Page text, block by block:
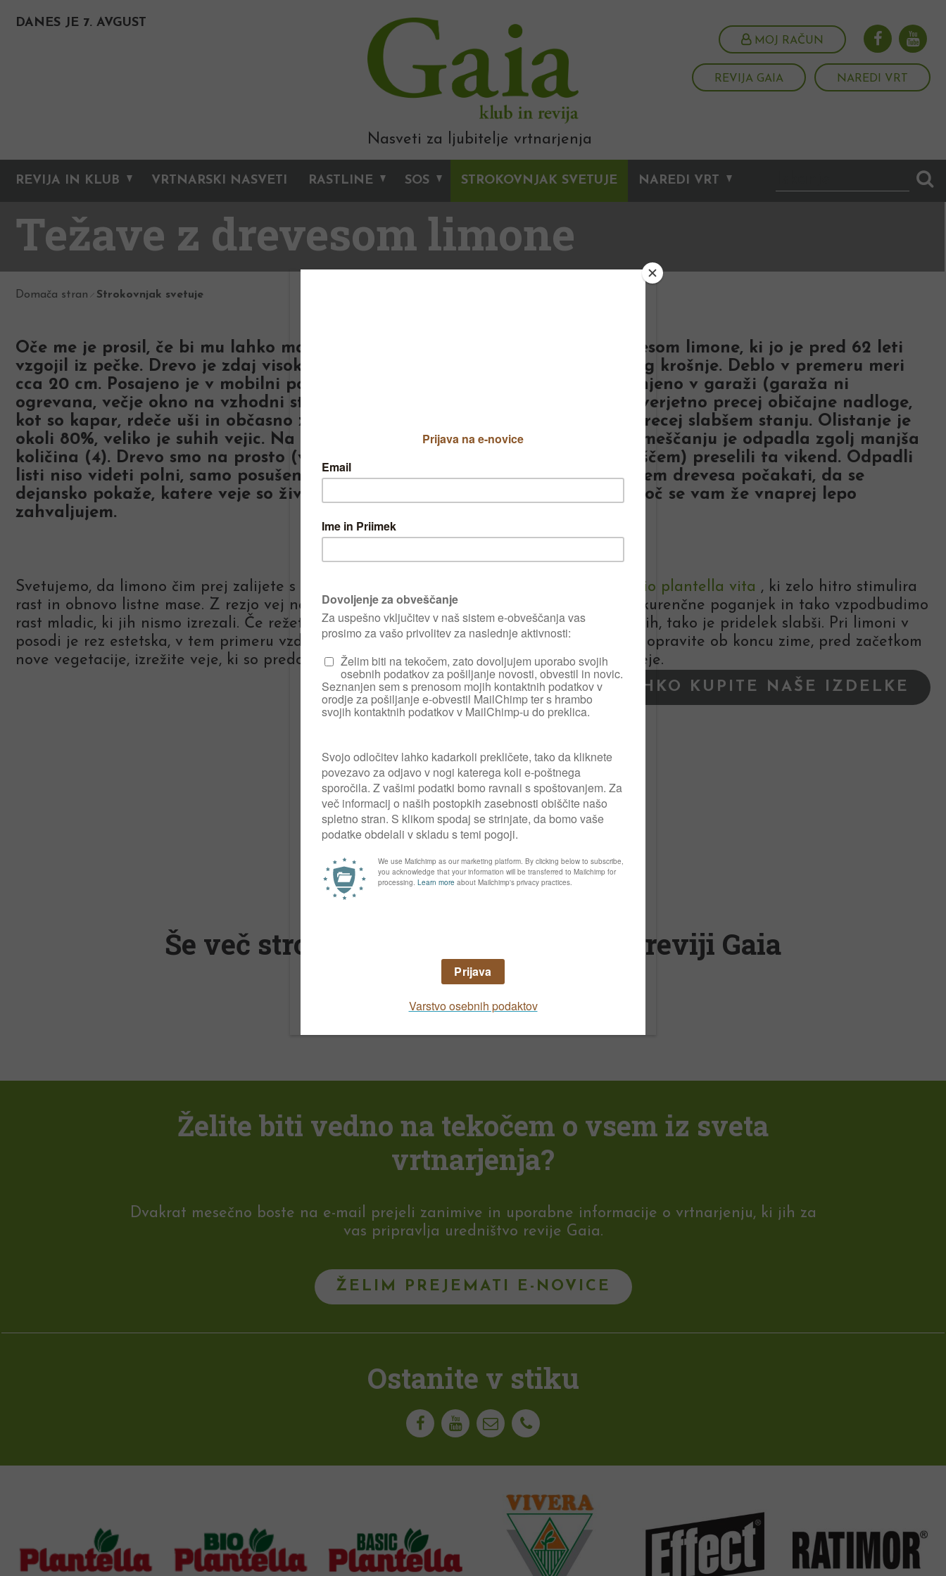
DANES JE 7. AVGUST
MOJ RAČUN
REVIJA GAIA NAREDI VRT
Nasveti za ljubitelje vrtnarjenja
REVIJA IN KLUB VRTNARSKI NASVETI RASTLINE SOS STROKOVNJAK SVETUJE NAREDI VRT
Težave z drevesom limone
Domača stran Strokovnjak svetuje
Oče me je prosil, če bi mu lahko malo pomagal pri težavah, ki jih ima z drevesom limone, ki jo je pred 62 leti
vzgojil iz pečke. Drevo je zdaj visoko približno 2,5 m, prav takšen je tudi obseg krošnje. Deblo v premeru meri
cca 20 cm. Posajeno je v mobilni posodi s prostornino cca 80l, pozimi je shranjeno v garaži (garaža ni
ogrevana, večje okno na vzhodni strani). Do letošnjega leta so drevo pestile verjetno precej običajne nadloge,
kot so kapar, rdeče uši in občasno zmerno olistanje. Letos je drevo očitno v precej slabšem stanju. Olistanje je
okoli 80%, veliko je suhih vejic. Na drevesu je sicer še okoli 30 plodov, pri premeščanju je odpadla zgolj manjša
količina (4). Drevo smo na prosto (vzhodni stena hiše, zaprt vogal, pod napuščem) preselili ta vikend. Odpadli
listi niso videti polni, samo posušeni. Kaj storiti? Je priporočljivo z obrezovanjem drevesa počakati, da se
dejansko pokaže, katere veje so žive in potem drevo obrezati? Kako? Za pomoč se vam že vnaprej lepo
zahvaljujem.
Svetujemo, da limono čim prej zalijete s pripravkom na osnovi aminokislin in vitaminov bio plantella vita , ki zelo hitro stimulira
rast in obnovo listne mase. Z rezjo vej ne prikrajšujete ampak odstranite. Izrezujemo konkurenčne poganjek in tako vzpodbudimo
rast mladic, ki jih nismo izrezali. Če režete močneje tvorite več listnih brstov in manj rodnih, tako je pridelek slabši. Pri limoni v
posodi je rez estetska, v tem primeru vzdržujte kroglasto krošnjo in redčite poganjke. Rez opravite ob koncu zime, pred začetkom
nove vegetacije, izrežite veje, ki so predolge in rastejo navznoter. Izrežite tudi vse suhe veje.
KJE LAHKO KUPITE NAŠE IZDELKE
Za komentiranje se prijavite
PRIJAVA
Še več strokovnih vsebin poiščite v reviji Gaia
NAROČILO REVIJE
Želite biti vedno na tekočem o vsem iz sveta
vrtnarjenja?
Dvakrat mesečno boste na e-mail prejeli zanimive in uporabne informacije o vrtnarjenju, ki jih za
vas pripravlja uredništvo revije Gaia.
ŽELIM PREJEMATI E-NOVICE
Ostanite v stiku